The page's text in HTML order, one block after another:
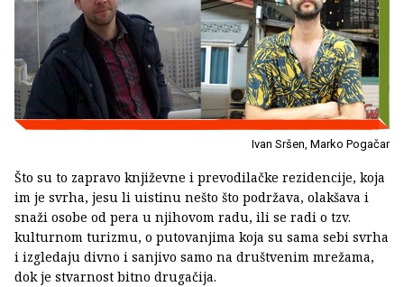
Ivan Sršen, Marko Pogačar
Što su to zapravo književne i prevodilačke rezidencije, koja
im je svrha, jesu li uistinu nešto što podržava, olakšava i
snaži osobe od pera u njihovom radu, ili se radi o tzv.
kulturnom turizmu, o putovanjima koja su sama sebi svrha
i izgledaju divno i sanjivo samo na društvenim mrežama,
dok je stvarnost bitno drugačija.